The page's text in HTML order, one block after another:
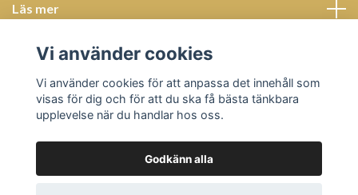
Läs mer
Sociala medier
Vi använder cookies
Vi använder cookies för att anpassa det innehåll som
visas för dig och för att du ska få bästa tänkbara
upplevelse när du handlar hos oss.
Godkänn alla